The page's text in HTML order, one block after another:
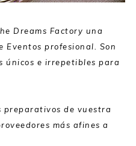
Dreams Factory una
Eventos profesional. Son
únicos e irrepetibles para
preparativos de vuestra
más afines a